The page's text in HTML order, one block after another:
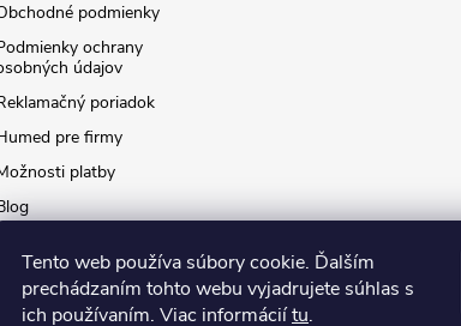
Tento web používa súbory cookie. Ďalším
prechádzaním tohto webu vyjadrujete súhlas s
ich používaním. Viac informáciítu.
podmienky
ochrany
údajov
poriadok
pre firmy
platby
Kontakty